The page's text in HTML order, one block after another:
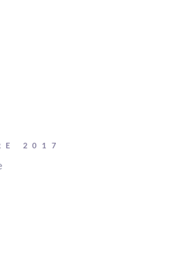
2017